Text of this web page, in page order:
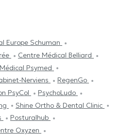
Europe Schuman
Centre Médical Belliard
Psymed
Nerviens
RegenGo
PsyCol
PsychoLudo
Shine Ortho & Dental Clinic
Posturalhub
Oxyzen